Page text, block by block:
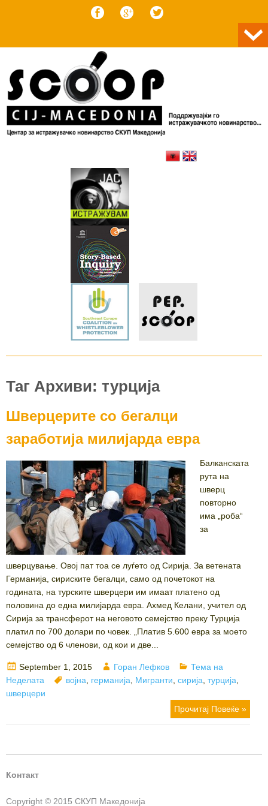
Таг Архиви: турција
Шверцерите со бегалци
заработија милијарда евра
Балканската
рута на
шверц
повторно
има „роба“
за
шверцување. Овој пат тоа се луѓето од Сирија. За ветената
Германија, сириските бегалци, само од почетокот на
годината, на турските шверцери им имаат платено од
половина до една милијарда евра. Ахмед Келани, учител од
Сирија за трансферот на неговото семејство преку Турција
платил по 700 долари по човек. „Платив 5.600 евра за моето
семејство од 6 членови, од кои и две...
Posted
on
September 1, 2015 Author
Горан Лефков Categories
Тема на
Неделата
Tags
војна германија Мигранти сирија турција
шверцери
Прочитај Повеќе »
Контакт
Copyright © 2015 СКУП Македонија